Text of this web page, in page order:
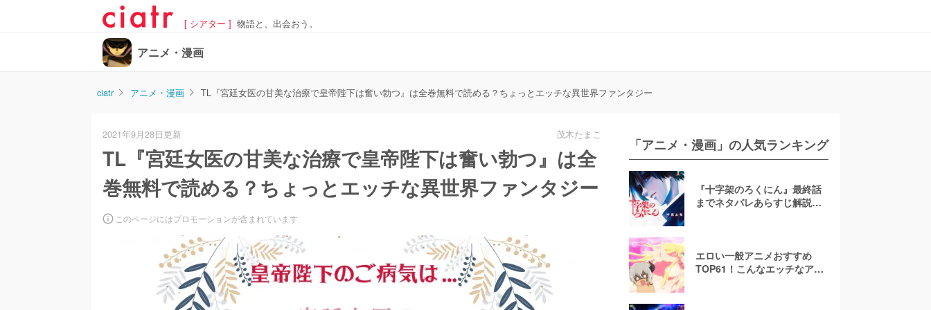
[ シアター ] 物語と、出会おう。
アニメ・漫画
ciatr アニメ・漫画 TL『宮廷女医の甘美な治療で皇帝陛下は奮い勃つ』は全巻無料で読める？ちょっとエッチな異世界ファンタジー
2021年9月28日更新 茂木たまこ
TL『宮廷女医の甘美な治療で皇帝陛下は奮い勃つ』は全
巻無料で読める？ちょっとエッチな異世界ファンタジー
このページにはプロモーションが含まれています
「アニメ・漫画」の人気ランキング
『十字架のろくにん』最終話
までネタバレあらすじ解説！
エロい一般アニメおすすめ
TOP61！こんなエッチなアニ